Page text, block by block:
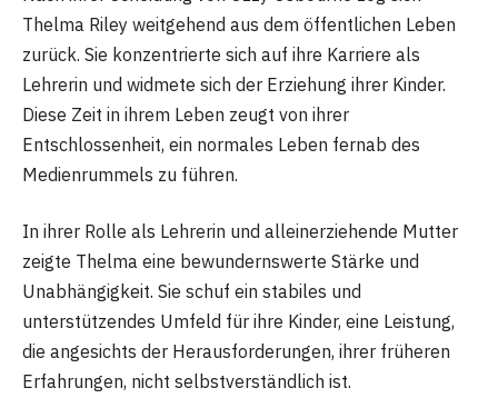
Thelma Riley weitgehend aus dem öffentlichen Leben
zurück. Sie konzentrierte sich auf ihre Karriere als
Lehrerin und widmete sich der Erziehung ihrer Kinder.
Diese Zeit in ihrem Leben zeugt von ihrer
Entschlossenheit, ein normales Leben fernab des
Medienrummels zu führen.
In ihrer Rolle als Lehrerin und alleinerziehende Mutter
zeigte Thelma eine bewundernswerte Stärke und
Unabhängigkeit. Sie schuf ein stabiles und
unterstützendes Umfeld für ihre Kinder, eine Leistung,
die angesichts der Herausforderungen, ihrer früheren
Erfahrungen, nicht selbstverständlich ist.